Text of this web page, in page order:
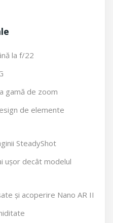
la f/22
gamă de zoom
de elemente
SteadyShot
ușor decât modelul
și acoperire Nano AR II